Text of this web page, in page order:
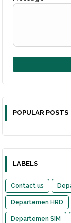
POPULAR POSTS
LABELS
Contact us
Departemen HRD
Departemen SIM